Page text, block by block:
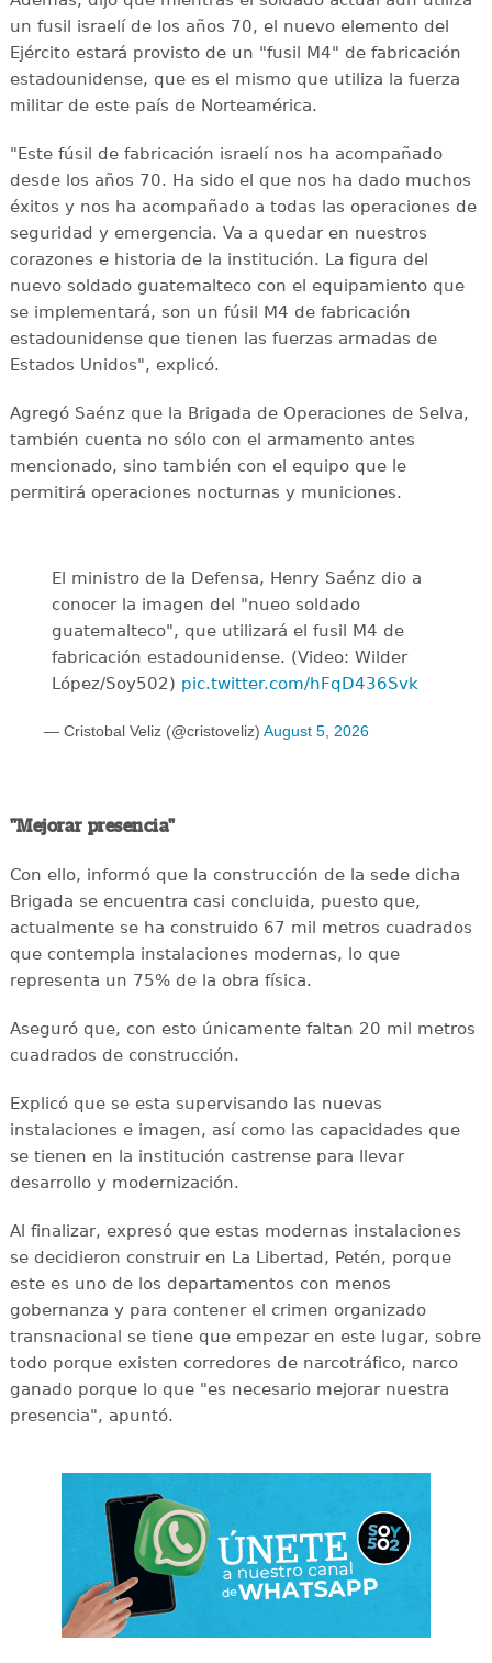
un fusil israelí de los años 70, el nuevo elemento del
Ejército estará provisto de un "fusil M4" de fabricación
estadounidense, que es el mismo que utiliza la fuerza
militar de este país de Norteamérica.
"Este fúsil de fabricación israelí nos ha acompañado
desde los años 70. Ha sido el que nos ha dado muchos
éxitos y nos ha acompañado a todas las operaciones de
seguridad y emergencia. Va a quedar en nuestros
corazones e historia de la institución. La figura del
nuevo soldado guatemalteco con el equipamiento que
se implementará, son un fúsil M4 de fabricación
estadounidense que tienen las fuerzas armadas de
Estados Unidos", explicó.
Agregó Saénz que la Brigada de Operaciones de Selva,
también cuenta no sólo con el armamento antes
mencionado, sino también con el equipo que le
permitirá operaciones nocturnas y municiones.
El ministro de la Defensa, Henry Saénz dio a
conocer la imagen del "nueo soldado
guatemalteco", que utilizará el fusil M4 de
fabricación estadounidense. (Video: Wilder
López/Soy502) pic.twitter.com/hFqD436Svk
— Cristobal Veliz (@cristoveliz) August 5, 2026
"Mejorar presencia"
Con ello, informó que la construcción de la sede dicha
Brigada se encuentra casi concluida, puesto que,
actualmente se ha construido 67 mil metros cuadrados
que contempla instalaciones modernas, lo que
representa un 75% de la obra física.
Aseguró que, con esto únicamente faltan 20 mil metros
cuadrados de construcción.
Explicó que se esta supervisando las nuevas
instalaciones e imagen, así como las capacidades que
se tienen en la institución castrense para llevar
desarrollo y modernización.
Al finalizar, expresó que estas modernas instalaciones
se decidieron construir en La Libertad, Petén, porque
este es uno de los departamentos con menos
gobernanza y para contener el crimen organizado
transnacional se tiene que empezar en este lugar, sobre
todo porque existen corredores de narcotráfico, narco
ganado porque lo que "es necesario mejorar nuestra
presencia", apuntó.